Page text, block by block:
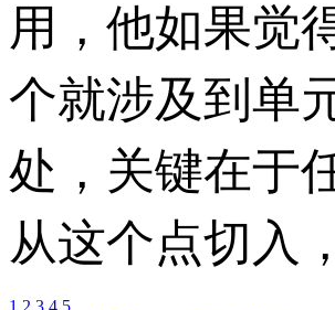
用，他如果觉
个就涉及到单
处，关键在于
从这个点切入
1 2 3 4 5